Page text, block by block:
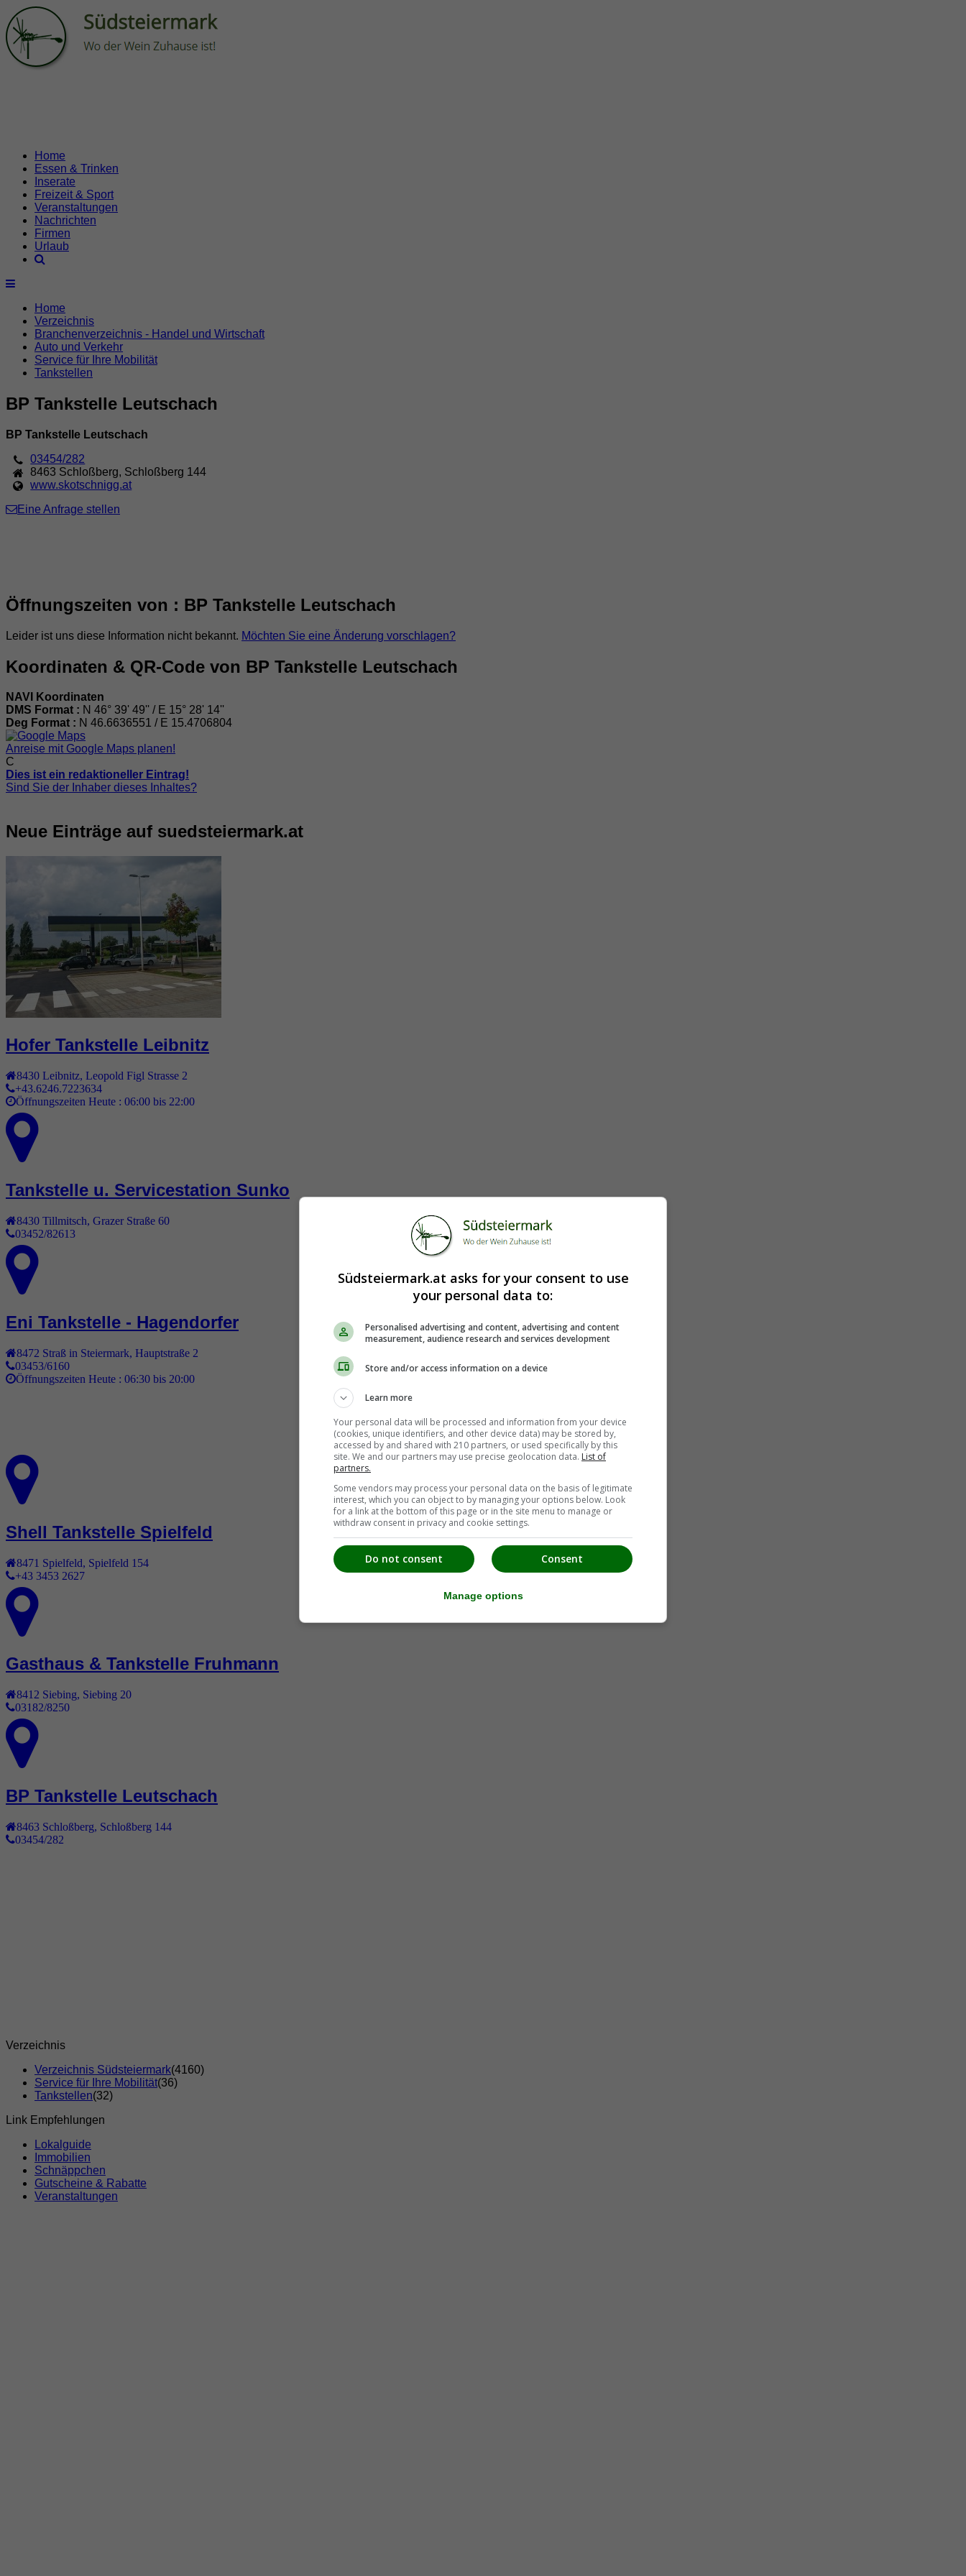
Home
Essen & Trinken
Inserate
Freizeit & Sport
Veranstaltungen
Nachrichten
Firmen
Urlaub
Home
Verzeichnis
Branchenverzeichnis - Handel und Wirtschaft
Auto und Verkehr
Service für Ihre Mobilität
Tankstellen
BP Tankstelle Leutschach
BP Tankstelle Leutschach
03454/282
8463 Schloßberg, Schloßberg 144
www.skotschnigg.at
Eine Anfrage stellen
Öffnungszeiten von : BP Tankstelle Leutschach
Leider ist uns diese Information nicht bekannt. Möchten Sie eine Änderung vorschlagen?
Koordinaten & QR-Code von BP Tankstelle Leutschach
NAVI Koordinaten
DMS Format : N 46° 39' 49'' / E 15° 28' 14''
Deg Format : N 46.6636551 / E 15.4706804
Anreise mit Google Maps planen!
C
Dies ist ein redaktioneller Eintrag!
Sind Sie der Inhaber dieses Inhaltes?
Neue Einträge auf suedsteiermark.at
Hofer Tankstelle Leibnitz
8430 Leibnitz Leopold Figl Strasse 2
+43.6246.7223634
Öffnungszeiten Heute : 06:00 bis 22:00
Tankstelle u. Servicestation Sunko
8430 Tillmitsch Grazer Straße 60
03452/82613
Eni Tankstelle - Hagendorfer
8472 Straß in Steiermark Hauptstraße 2
03453/6160
Öffnungszeiten Heute : 06:30 bis 20:00
Shell Tankstelle Spielfeld
8471 Spielfeld
Spielfeld 154
+43 3453 2627
Gasthaus & Tankstelle Fruhmann
8412 Siebing, Siebing 20
03182/8250
BP Tankstelle Leutschach
8463 Schloßberg
Schloßberg 144
03454/282
Verzeichnis
Verzeichnis Südsteiermark(4160)
Service für Ihre Mobilität(36)
Tankstellen(32)
Link Empfehlungen
Lokalguide
Immobilien
Schnäppchen
Gutscheine & Rabatte
Veranstaltungen
Südsteiermark.at asks for your consent to use
your personal data to:
Personalised advertising and content, advertising and content
measurement, audience research and services development
Store and/or access information on a device
Learn more
Your personal data will be processed and information from your device
(cookies, unique identifiers, and other device data) may be stored by,
accessed by and shared with 210 partners, or used specifically by this
site. We and our partners may use precise geolocation data. List of
partners.
Some vendors may process your personal data on the basis of legitimate
interest, which you can object to by managing your options below. Look
for a link at the bottom of this page or in the site menu to manage or
withdraw consent in privacy and cookie settings.
Consent
Do not consent
Manage options